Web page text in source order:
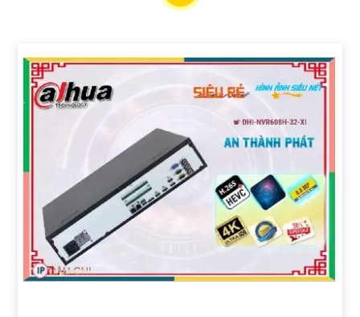
tùy vào model và chức năng của camera. Bạn nên tìm
năng thông minh và độ tin cậy.💖5:Nếu bạn muốn tìm
camera Dahua giá rẻ, bạn có thể tham khảo trên các
website thương mại điện tử hoặc tại các cửa hàng điện
Hy vọng rằng những thông tin trên sẽ giúp bạn chọn
lựa được Camera Dahua chính hãng, giá rẻ và chất
lượng. Nếu bạn có thêm câu hỏi hoặc cần tư vấn thêm,
đừng ngần ngại để lại Cung cấp cho công trình biết.